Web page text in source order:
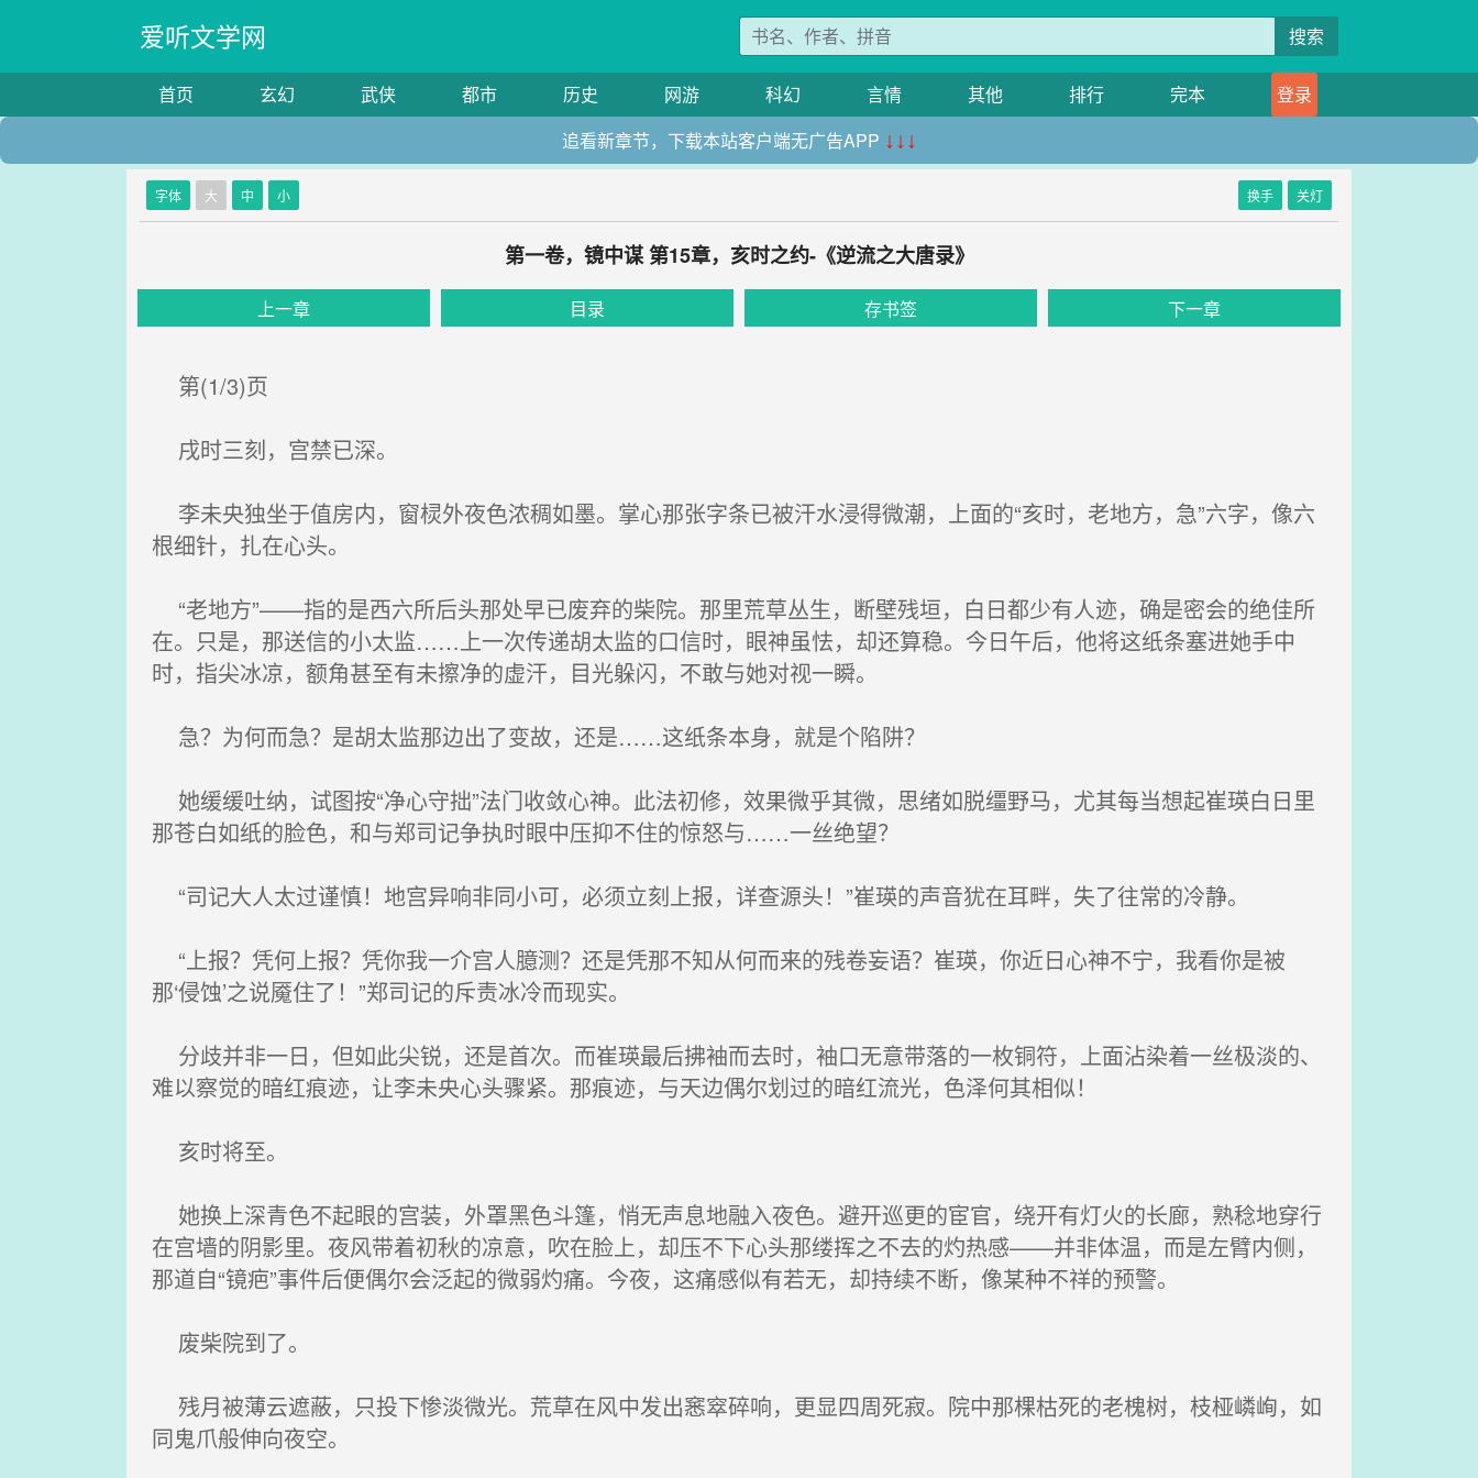
爱听文学网 搜索
首页 玄幻 武侠 都市 历史 网游 科幻 言情 其他 排行 完本
登录
追看新章节，下载本站客户端无广告APP ↓↓↓
字体 大 中 小 换手 关灯
第一卷，镜中谋 第15章，亥时之约-《逆流之大唐录》
上一章 目录 存书签 下一章
第(1/3)页
戌时三刻，宫禁已深。
李未央独坐于值房内，窗棂外夜色浓稠如墨。掌心那张字条已被汗水浸得微潮，上面的“亥时，老地方，急”六字，像六
根细针，扎在心头。
“老地方”——指的是西六所后头那处早已废弃的柴院。那里荒草丛生，断壁残垣，白日都少有人迹，确是密会的绝佳所
在。只是，那送信的小太监……上一次传递胡太监的口信时，眼神虽怯，却还算稳。今日午后，他将这纸条塞进她手中
时，指尖冰凉，额角甚至有未擦净的虚汗，目光躲闪，不敢与她对视一瞬。
急？为何而急？是胡太监那边出了变故，还是……这纸条本身，就是个陷阱？
她缓缓吐纳，试图按“净心守拙”法门收敛心神。此法初修，效果微乎其微，思绪如脱缰野马，尤其每当想起崔瑛白日里
那苍白如纸的脸色，和与郑司记争执时眼中压抑不住的惊怒与……一丝绝望？
“司记大人太过谨慎！地宫异响非同小可，必须立刻上报，详查源头！”崔瑛的声音犹在耳畔，失了往常的冷静。
“上报？凭何上报？凭你我一介宫人臆测？还是凭那不知从何而来的残卷妄语？崔瑛，你近日心神不宁，我看你是被
那‘侵蚀’之说魇住了！”郑司记的斥责冰冷而现实。
分歧并非一日，但如此尖锐，还是首次。而崔瑛最后拂袖而去时，袖口无意带落的一枚铜符，上面沾染着一丝极淡的、
难以察觉的暗红痕迹，让李未央心头骤紧。那痕迹，与天边偶尔划过的暗红流光，色泽何其相似！
亥时将至。
她换上深青色不起眼的宫装，外罩黑色斗篷，悄无声息地融入夜色。避开巡更的宦官，绕开有灯火的长廊，熟稔地穿行
在宫墙的阴影里。夜风带着初秋的凉意，吹在脸上，却压不下心头那缕挥之不去的灼热感——并非体温，而是左臂内侧，
那道自“镜疤”事件后便偶尔会泛起的微弱灼痛。今夜，这痛感似有若无，却持续不断，像某种不祥的预警。
废柴院到了。
残月被薄云遮蔽，只投下惨淡微光。荒草在风中发出窸窣碎响，更显四周死寂。院中那棵枯死的老槐树，枝桠嶙峋，如
同鬼爪般伸向夜空。